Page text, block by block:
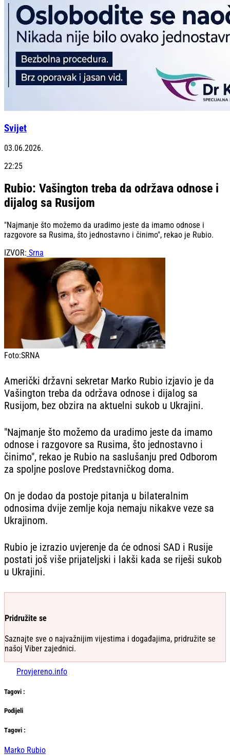
Svijet
03.06.2026.
22:25
Rubio: Vašington treba da održava odnose i
dijalog sa Rusijom
"Najmanje što možemo da uradimo jeste da imamo odnose i
razgovore sa Rusima, što jednostavno i činimo", rekao je Rubio.
IZVOR: Srna
Foto:SRNA
Američki državni sekretar Marko Rubio izjavio je da
Vašington treba da održava odnose i dijalog sa
Rusijom, bez obzira na aktuelni sukob u Ukrajini.
"Najmanje što možemo da uradimo jeste da imamo
odnose i razgovore sa Rusima, što jednostavno i
činimo", rekao je Rubio na saslušanju pred Odborom
za spoljne poslove Predstavničkog doma.
On je dodao da postoje pitanja u bilateralnim
odnosima dvije zemlje koja nemaju nikakve veze sa
Ukrajinom.
Rubio je izrazio uvjerenje da će odnosi SAD i Rusije
postati još više prijateljski i lakši kada se riješi sukob
u Ukrajini.
Pridružite se
Saznajte sve o najvažnijim vijestima i događajima, pridružite se
našoj Viber zajednici.
Provjereno.info
Tagovi :
Podijeli
Тagovi :
Marko Rubio